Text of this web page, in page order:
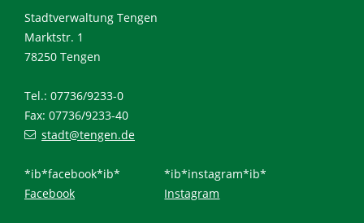
Stadtverwaltung Tengen
Marktstr. 1
78250 Tengen
Tel.: 07736/9233-0
Fax: 07736/9233-40
stadt@tengen.de
*ib*facebook*ib*
Facebook
*ib*instagram*ib*
Instagram